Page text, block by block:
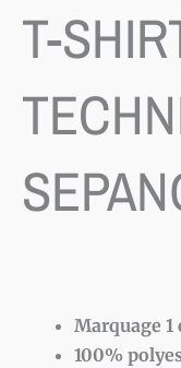
T-
Marquage
100%